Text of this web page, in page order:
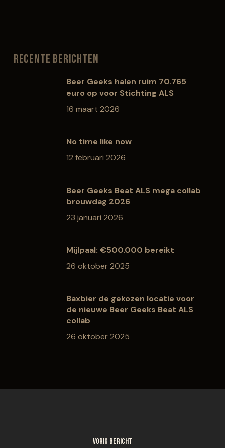
Recente berichten
Beer Geeks halen ruim 70.765
euro op voor Stichting ALS
16 maart 2026
No time like now
12 februari 2026
Beer Geeks Beat ALS mega collab
brouwdag 2026
23 januari 2026
Mijlpaal: €500.000 bereikt
26 oktober 2025
Baxbier de gekozen locatie voor
de nieuwe Beer Geeks Beat ALS
collab
26 oktober 2025
Vorig bericht